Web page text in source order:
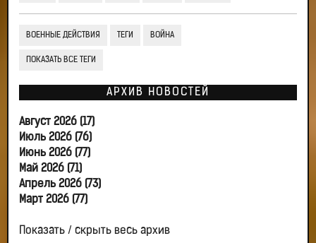
ВОЕННЫЕ ДЕЙСТВИЯ ТЕГИ ВОЙНА
ПОКАЗАТЬ ВСЕ ТЕГИ
АРХИВ НОВОСТЕЙ
Август 2026 (17)
Июль 2026 (76)
Июнь 2026 (77)
Май 2026 (71)
Апрель 2026 (73)
Март 2026 (77)
Показать / скрыть весь архив